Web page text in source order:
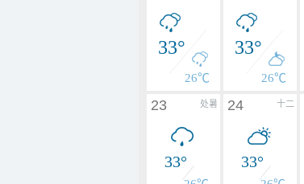
33°
26℃
33°
26℃
处暑
23
33°
十二
24
33°